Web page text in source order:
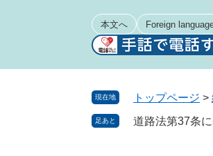
本文へ Foreign
現在地 トップページ >
足あと 道路法第37条